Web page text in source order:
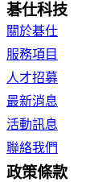
碁仕科技
關於碁仕
服務項目
人才招募
最新消息
活動訊息
聯絡我們
政策條款